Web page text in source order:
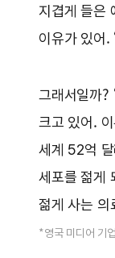
지겹게 들은
이유가 있어.
그래서일까?
크고 있어.
세계 52억 달
세포를 젊게
젊게 사는 의
*영국 미디어 기